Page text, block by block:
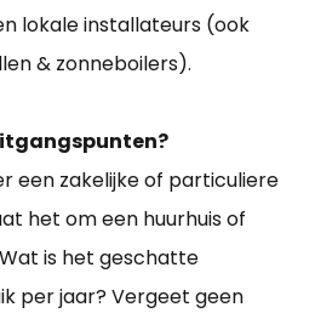
lokale installateurs (ook
& zonneboilers).
een zakelijke of particuliere
het om een huurhuis of
is het geschatte
per jaar? Vergeet geen